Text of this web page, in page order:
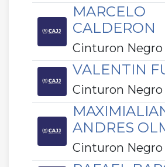
MARCELO
CALDERON
Cinturon Negro
VALENTIN
Cinturon Negro
ANDRES
Cinturon Negro